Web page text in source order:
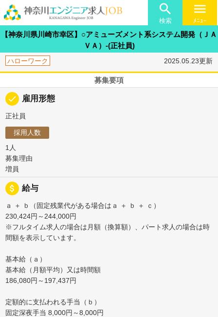

検索
menu
ﾒﾆｭｰ
【神奈川県川崎市幸区】○アミューズメント系システム開発（ＪＡ
ＶＡ）-(正社員)
ハローワーク 2025.05.23更新
募集要項
done 雇用形態
正社員
採用人数
1人
募集理由
増員
attach_money 給与
ａ ＋ ｂ（固定残業代がある場合はａ ＋ ｂ ＋ ｃ）
230,424円～244,000円
※フルタイム求人の場合は月額（換算額）、パート求人の場合は時
間額を表示しています。
基本給（ａ）
基本給（月額平均）又は時間額
186,080円～197,437円
定額的に支払われる手当（ｂ）
固定深夜手当 8,000円～8,000円